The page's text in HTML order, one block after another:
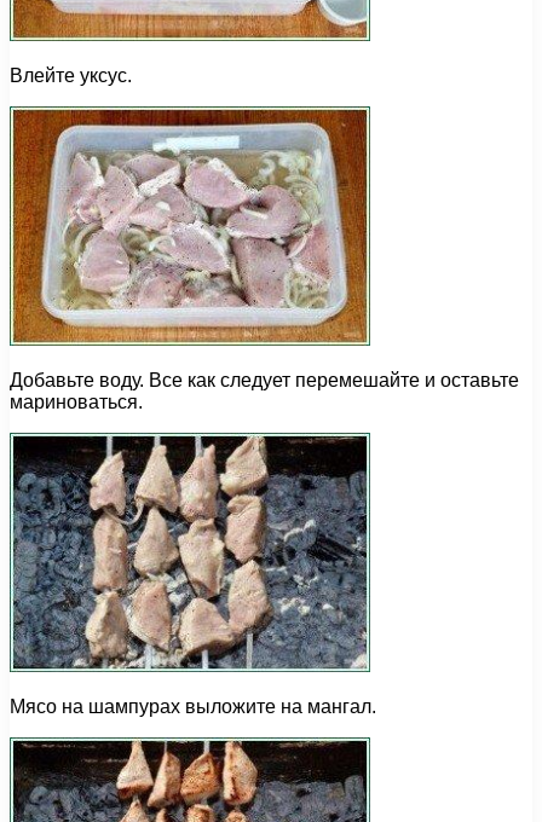
Влейте уксус.
Добавьте воду. Все как следует перемешайте и оставьте
мариноваться.
Мясо на шампурах выложите на мангал.